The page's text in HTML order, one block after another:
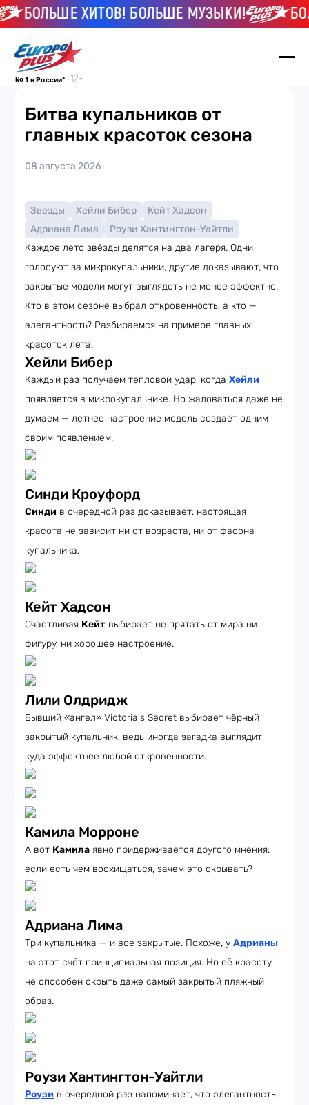
БОЛЬШЕ ХИТОВ! БОЛЬШЕ МУЗЫКИ!
№ 1 в России*
Битва купальников от
главных красоток сезона
08 августа 2026
Звезды Хейли Бибер
Кейт Хадсон
Адриана Лима
Роузи Хантингтон-Уайтли
Каждое лето звёзды делятся на два лагеря. Одни
голосуют за микрокупальники, другие доказывают, что
закрытые модели могут выглядеть не менее эффектно.
Кто в этом сезоне выбрал откровенность, а кто —
элегантность? Разбираемся на примере главных
красоток лета.
Хейли Бибер
Каждый раз получаем тепловой удар, когда Хейли
появляется в микрокупальнике. Но жаловаться даже не
думаем — летнее настроение модель создаёт одним
своим появлением.
Синди Кроуфорд
Синди в очередной раз доказывает: настоящая
красота не зависит ни от возраста, ни от фасона
купальника.
Кейт Хадсон
Счастливая Кейт выбирает не прятать от мира ни
фигуру, ни хорошее настроение.
Лили Олдридж
Бывший «ангел» Victoria's Secret выбирает чёрный
закрытый купальник, ведь иногда загадка выглядит
куда эффектнее любой откровенности.
Камила Морроне
А вот Камила явно придерживается другого мнения:
если есть чем восхищаться, зачем это скрывать?
Адриана Лима
Три купальника — и все закрытые. Похоже, у Адрианы
на этот счёт принципиальная позиция. Но её красоту
не способен скрыть даже самый закрытый пляжный
образ.
Роузи Хантингтон-Уайтли
Роузи в очередной раз напоминает, что элегантность